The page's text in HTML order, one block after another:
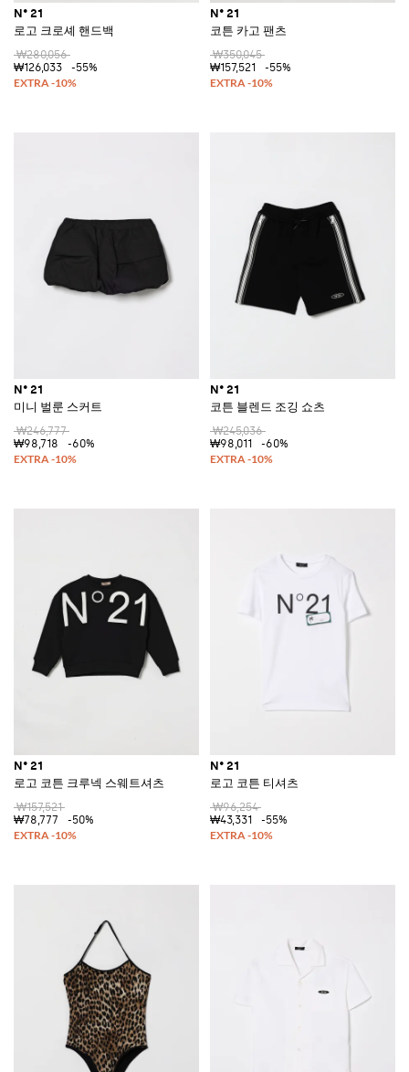
N° 21
로고 크로셰 핸드백
₩280,056
₩126,033
-55%
N° 21
코튼 카고 팬츠
₩350,045
₩157,521
-55%
N° 21
미니 벌룬 스커트
₩246,777
₩98,718
-60%
N° 21
코튼 블렌드 조깅 쇼츠
₩245,036
₩98,011
-60%
N° 21
로고 코튼 크루넥 스웨트셔츠
₩157,521
₩78,777
-50%
N° 21
로고 코튼 티셔츠
₩96,254
₩43,331
-55%